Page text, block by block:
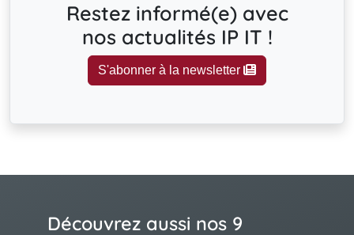
Restez informé(e) avec
nos actualités IP IT !
S'abonner à la newsletter
Découvrez aussi nos 9